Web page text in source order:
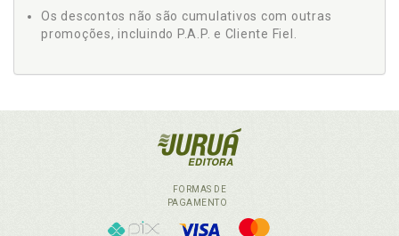
Os descontos não são cumulativos com outras
promoções, incluindo P.A.P. e Cliente Fiel.
FORMAS DE
PAGAMENTO